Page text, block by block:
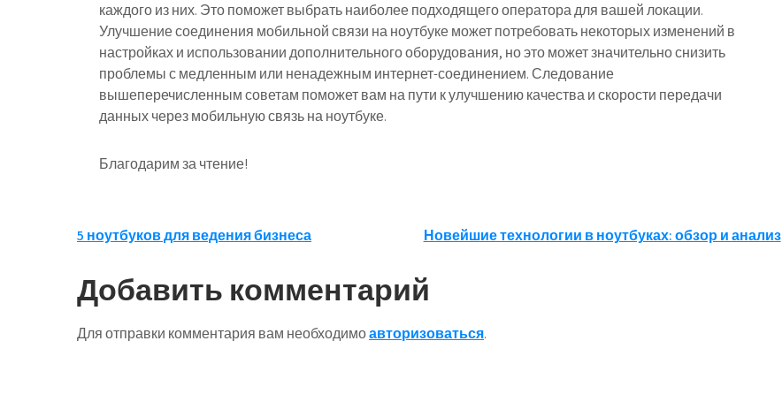
каждого из них. Это поможет выбрать наиболее подходящего оператора для вашей локации.
Улучшение соединения мобильной связи на ноутбуке может потребовать некоторых изменений в
настройках и использовании дополнительного оборудования, но это может значительно снизить
проблемы с медленным или ненадежным интернет-соединением. Следование
вышеперечисленным советам поможет вам на пути к улучшению качества и скорости передачи
данных через мобильную связь на ноутбуке.
Благодарим за чтение!
Навигация
по
записям
5 ноутбуков для ведения бизнеса Новейшие технологии в ноутбуках: обзор и анализ
Добавить комментарий
Для отправки комментария вам необходимоавторизоваться.